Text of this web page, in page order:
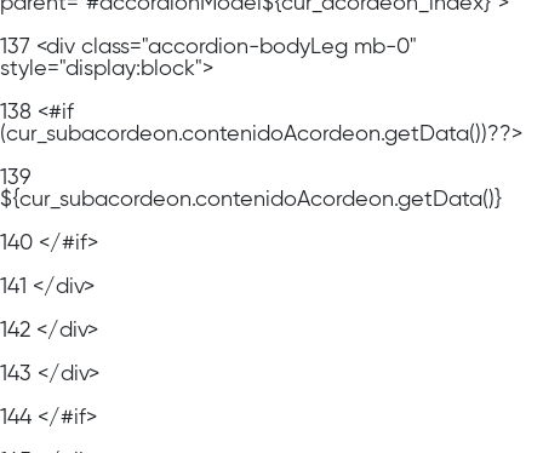
137 <div class="accordion-bodyLeg mb-0"
style="display:block">
138 <#if
(cur_subacordeon.contenidoAcordeon.getData())??>
139
${cur_subacordeon.contenidoAcordeon.getData()}
140 </#if>
141 </div>
142 </div>
143 </div>
144 </#if>